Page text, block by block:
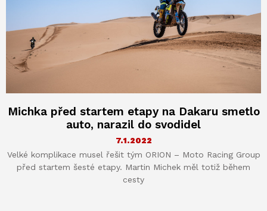
Michka před startem etapy na Dakaru smetlo
auto, narazil do svodidel
7.1.2022
Velké komplikace musel řešit tým ORION – Moto Racing Group
před startem šesté etapy. Martin Michek měl totiž během
cesty